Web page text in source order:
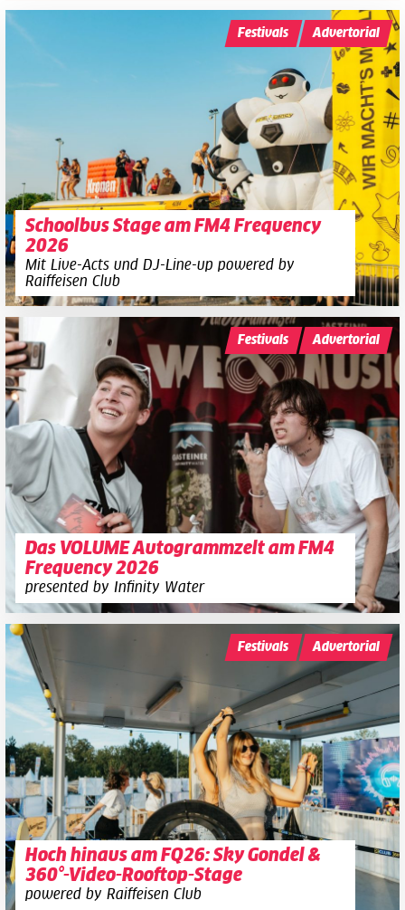
Schoolbus Stage am FM4 Frequency
2026
Mit Live-Acts und DJ-Line-up powered by
Raiffeisen Club
Festivals Advertorial
Das VOLUME Autogrammzelt am FM4
Frequency 2026
presented by Infinity Water
Festivals Advertorial
Hoch hinaus am FQ26: Sky Gondel &
360°-Video-Rooftop-Stage
powered by Raiffeisen Club
Festivals Advertorial